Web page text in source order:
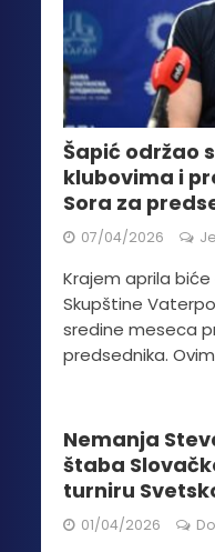
Šapić održao
klubovima i
Sora za
07/04/2026
Krajem aprila
Skupštine
sredine meseca
predsednika.
Nemanja
štaba
turniru
01/04/2026